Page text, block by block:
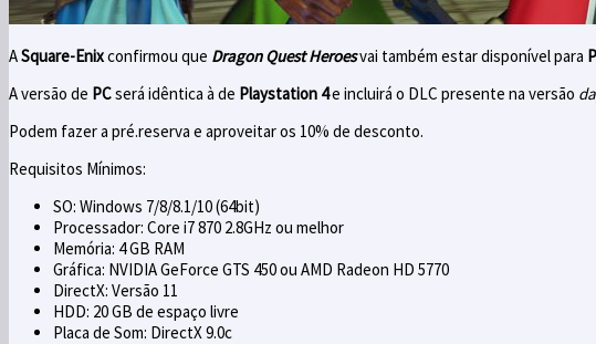
ASquare-Enixconfirmou que Dragon Quest Heroesvai também estar disponível para
A versão de PCserá idêntica à de Playstation 4e incluirá o DLC presente na versão
Podem fazer a pré.reserva e aproveitar os 10% de desconto.
Requisitos Mínimos:
SO: Windows 7/8/8.1/10 (64bit)
Processador: Core i7 870 2.8GHz ou melhor
Memória: 4 GB RAM
Gráfica: NVIDIA GeForce GTS 450 ou AMD Radeon HD 5770
DirectX: Versão 11
HDD: 20 GB de espaço livre
Placa de Som: DirectX 9.0c